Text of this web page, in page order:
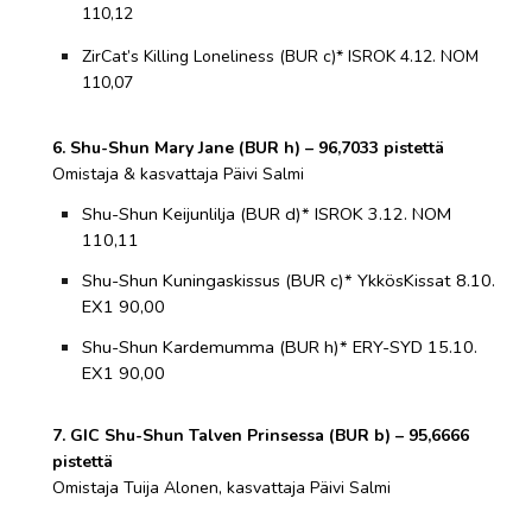
110,12
ZirCat’s Killing Loneliness (BUR c)* ISROK 4.12. NOM
110,07
6. Shu-Shun Mary Jane (BUR h) – 96,7033 pistettä
Omistaja & kasvattaja Päivi Salmi
Shu-Shun Keijunlilja (BUR d)* ISROK 3.12. NOM
110,11
Shu-Shun Kuningaskissus (BUR c)* YkkösKissat 8.10.
EX1 90,00
Shu-Shun Kardemumma (BUR h)* ERY-SYD 15.10.
EX1 90,00
7. GIC Shu-Shun Talven Prinsessa (BUR b) – 95,6666
pistettä
Omistaja Tuija Alonen, kasvattaja Päivi Salmi